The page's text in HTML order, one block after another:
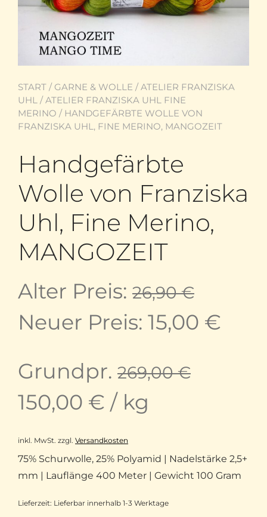
START / GARNE & WOLLE /ATELIER FRANZISKA
UHL /ATELIER FRANZISKA UHL FINE
MERINO / HANDGEFÄRBTE WOLLE VON
FRANZISKA UHL, FINE MERINO, MANGOZEIT
Handgefärbte
Wolle von Franziska
Uhl, Fine Merino,
MANGOZEIT
Alter Preis: 26,90€
Preis
Neuer Preis: 15,00 €
Grundpr. 269,00€
150,00 € / kg
inkl. MwSt. zzgl. Versandkosten
75% Schurwolle, 25% Polyamid | Nadelstärke 2,5+
mm | Lauflänge 400 Meter | Gewicht 100 Gram
Lieferzeit: Lieferbar innerhalb 1-3 Werktage